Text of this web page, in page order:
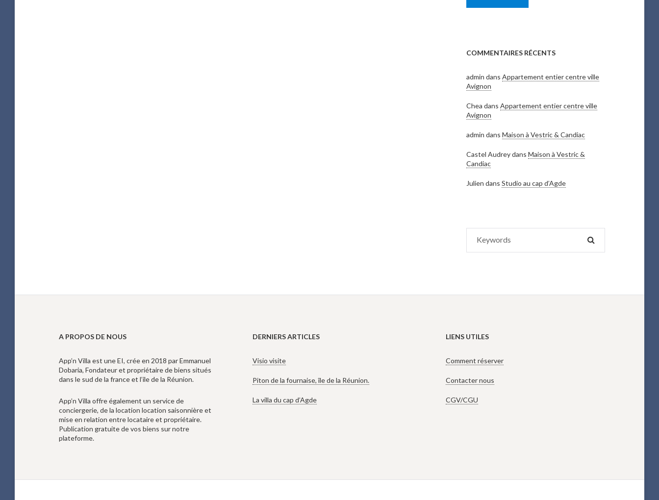
COMMENTAIRES RÉCENTS
admin dans Appartement entier centre ville
Avignon
Chea dans Appartement entier centre ville
Avignon
admin dans Maison à Vestric & Candiac
Castel Audreydans Maison à Vestric &
Candiac
Julien dans Studio au cap d’Agde
for:
A PROPOS DE NOUS
App’n Villa est une EI, crée en 2018 par Emmanuel
Dobaria, Fondateur et propriétaire de biens situés
dans le sud de la france et l’ile de la Réunion.
App’n Villa offre également un service de
conciergerie, de la location location saisonnière et
mise en relation entre locataire et propriétaire.
Publication gratuite de vos biens sur notre
plateforme.
DERNIERS ARTICLES
Visio visite
Piton de la fournaise, île de la Réunion.
La villa du cap d’Agde
LIENS UTILES
Comment réserver
Contacter nous
CGV/CGU